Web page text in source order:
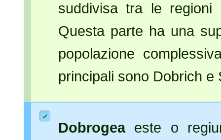
suddivisa tra le regioni
Questa parte ha una
popolazione
principali sono Dobrich e
Dobrogeaeste o